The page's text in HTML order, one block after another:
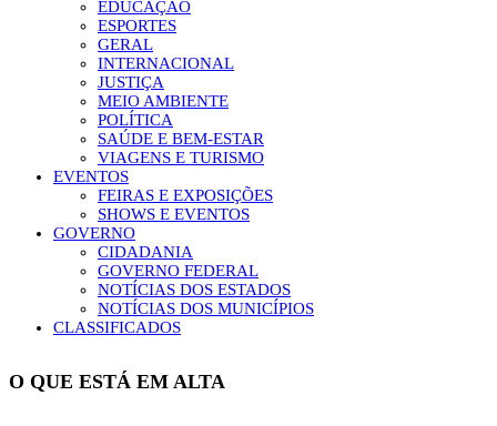
EDUCAÇÃO
ESPORTES
GERAL
INTERNACIONAL
JUSTIÇA
MEIO AMBIENTE
POLÍTICA
SAÚDE E BEM-ESTAR
VIAGENS E TURISMO
EVENTOS
FEIRAS E EXPOSIÇÕES
SHOWS E EVENTOS
GOVERNO
CIDADANIA
GOVERNO FEDERAL
NOTÍCIAS DOS ESTADOS
NOTÍCIAS DOS MUNICÍPIOS
CLASSIFICADOS
O QUE ESTÁ EM ALTA